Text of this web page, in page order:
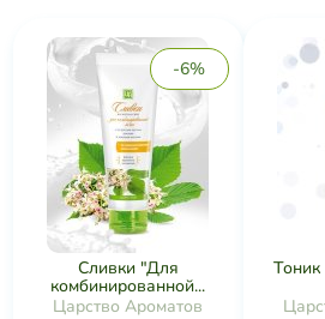
-6%
Сливки "Для
комбинированной...
Царство Ароматов
Тоник